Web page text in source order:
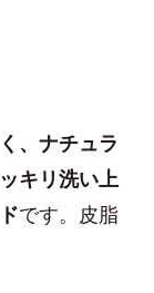
、ナチュラ
キリ洗い上
です。皮脂